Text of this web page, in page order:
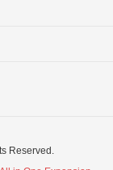
Reserved.